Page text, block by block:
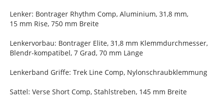
Lenker: Bontrager Rhythm Comp, Aluminium, 31,8 mm,
15 mm Rise, 750 mm Breite
Lenkervorbau: Bontrager Elite, 31,8 mm Klemmdurchmesser,
Blendr-kompatibel, 7 Grad, 70 mm Länge
Lenkerband Griffe: Trek Line Comp, Nylonschraubklemmung
Sattel: Verse Short Comp, Stahlstreben, 145 mm Breite